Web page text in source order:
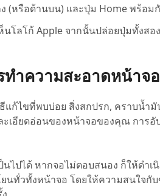
(หรือด้านบน) และปุ่ม Home พร้อม
นโลโก้ Apple จากนั้นปล่อยปุ่มทั้งสอง
ำความสะอาดหน้าจ
ธีแก้ไขที่พบบ่อย สิ่งสกปรก, คราบ
เอียดอ่อนของหน้าจอของคุณ การ
ปได้ หากจอไม่ตอบสนอง ก็ให้ดำเ
นทั่วทั้งหน้าจอ โดยให้ความสนใจ